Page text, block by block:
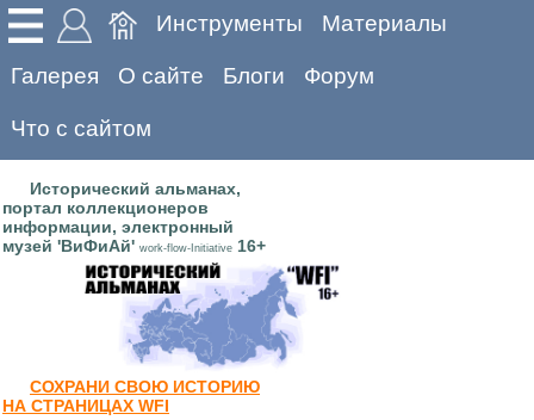
Инструменты Материалы
Галерея О сайте Блоги Форум
Что с сайтом
Исторический альманах,
портал коллекционеров
информации, электронный
музей 'ВиФиАй' work-flow-Initiative 16+
СОХРАНИ СВОЮ ИСТОРИЮ
НА СТРАНИЦАХ WFI